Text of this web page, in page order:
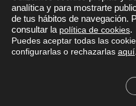
analítica y para mostrarte
de tus hábitos de navegación.
consultar la política de cookies.
Puedes aceptar todas las
configurarlas o rechazarlas aquí